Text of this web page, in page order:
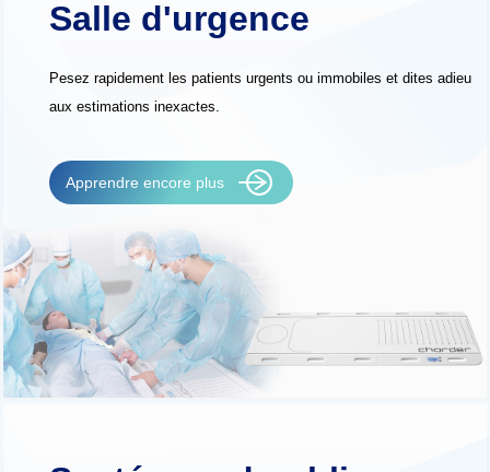
Salle d'urgence
Pesez rapidement les patients urgents ou immobiles et dites adieu
aux estimations inexactes.
Apprendre encore plus